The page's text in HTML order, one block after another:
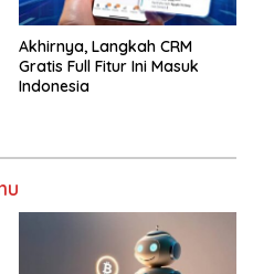
Akhirnya, Langkah CRM
Gratis Full Fitur Ini Masuk
Indonesia